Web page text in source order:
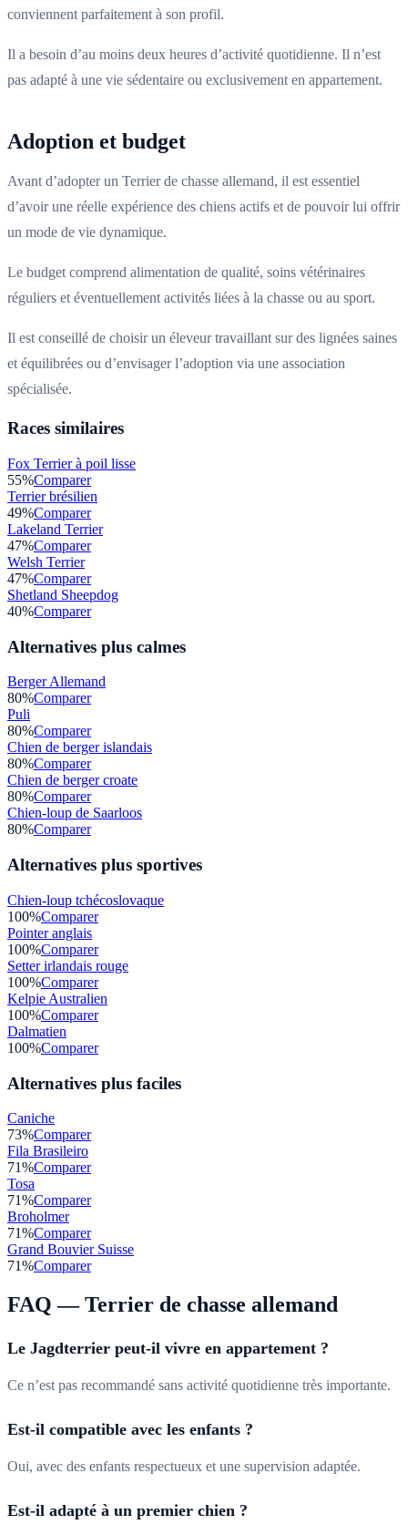
conviennent parfaitement à son profil.
Il a besoin d’au moins deux heures d’activité quotidienne. Il n’est
pas adapté à une vie sédentaire ou exclusivement en appartement.
Adoption et budget
Avant d’adopter un Terrier de chasse allemand, il est essentiel
d’avoir une réelle expérience des chiens actifs et de pouvoir lui offrir
un mode de vie dynamique.
Le budget comprend alimentation de qualité, soins vétérinaires
réguliers et éventuellement activités liées à la chasse ou au sport.
Il est conseillé de choisir un éleveur travaillant sur des lignées saines
et équilibrées ou d’envisager l’adoption via une association
spécialisée.
Races similaires
Fox Terrier à poil lisse
55%Comparer
Terrier brésilien
49%Comparer
Lakeland Terrier
47%Comparer
Welsh Terrier
47%Comparer
Shetland Sheepdog
40%Comparer
Alternatives plus calmes
Berger Allemand
80%Comparer
Puli
80%Comparer
Chien de berger islandais
80%Comparer
Chien de berger croate
80%Comparer
Chien-loup de Saarloos
80%Comparer
Alternatives plus sportives
Chien-loup tchécoslovaque
100%Comparer
Pointer anglais
100%Comparer
Setter irlandais rouge
100%Comparer
Kelpie Australien
100%Comparer
Dalmatien
100%Comparer
Alternatives plus faciles
Caniche
73%Comparer
Fila Brasileiro
71%Comparer
Tosa
71%Comparer
Broholmer
71%Comparer
Grand Bouvier Suisse
71%Comparer
FAQ —Terrier de chasse allemand
Le Jagdterrier peut-il vivre en appartement ?
Ce n’est pas recommandé sans activité quotidienne très importante.
Est-il compatible avec les enfants ?
Oui, avec des enfants respectueux et une supervision adaptée.
Est-il adapté à un premier chien ?